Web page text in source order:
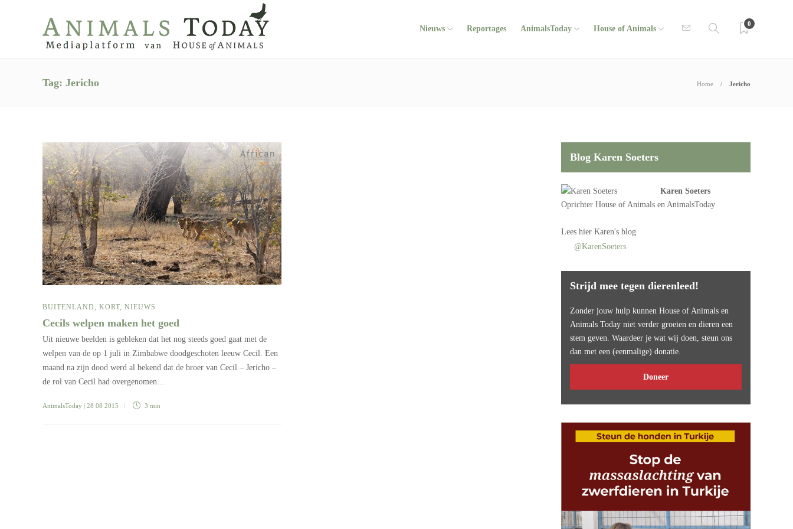
Nieuws Reportages AnimalsToday House of Animals
0
Tag: Jericho Home Jericho
BUITENLAND, KORT, NIEUWS
Cecils welpen maken het goed
Uit nieuwe beelden is gebleken dat het nog steeds goed gaat met de
welpen van de op 1 juli in Zimbabwe doodgeschoten leeuw Cecil. Een
maand na zijn dood werd al bekend dat de broer van Cecil – Jericho –
de rol van Cecil had overgenomen…
AnimalsToday | 28 08 2015 3 min
Blog Karen Soeters
Karen Soeters
OprichterHouse of Animals en AnimalsToday
Leeshier Karen's blog
@KarenSoeters
Strijd mee tegen dierenleed!
Zonder jouw hulp kunnen House of Animals en
Animals Today niet verder groeien en dieren een
stem geven. Waardeer je wat wij doen, steun ons
dan met een (eenmalige) donatie.
Doneer